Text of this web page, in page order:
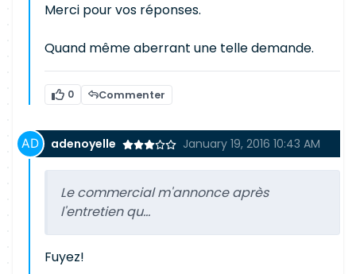
Merci pour vos réponses.
Quand même aberrant une telle demande.
0 Commenter
adenoyelle January 19, 2016 10:43 AM
Le commercial m'annonce après
l'entretien qu...
Fuyez!